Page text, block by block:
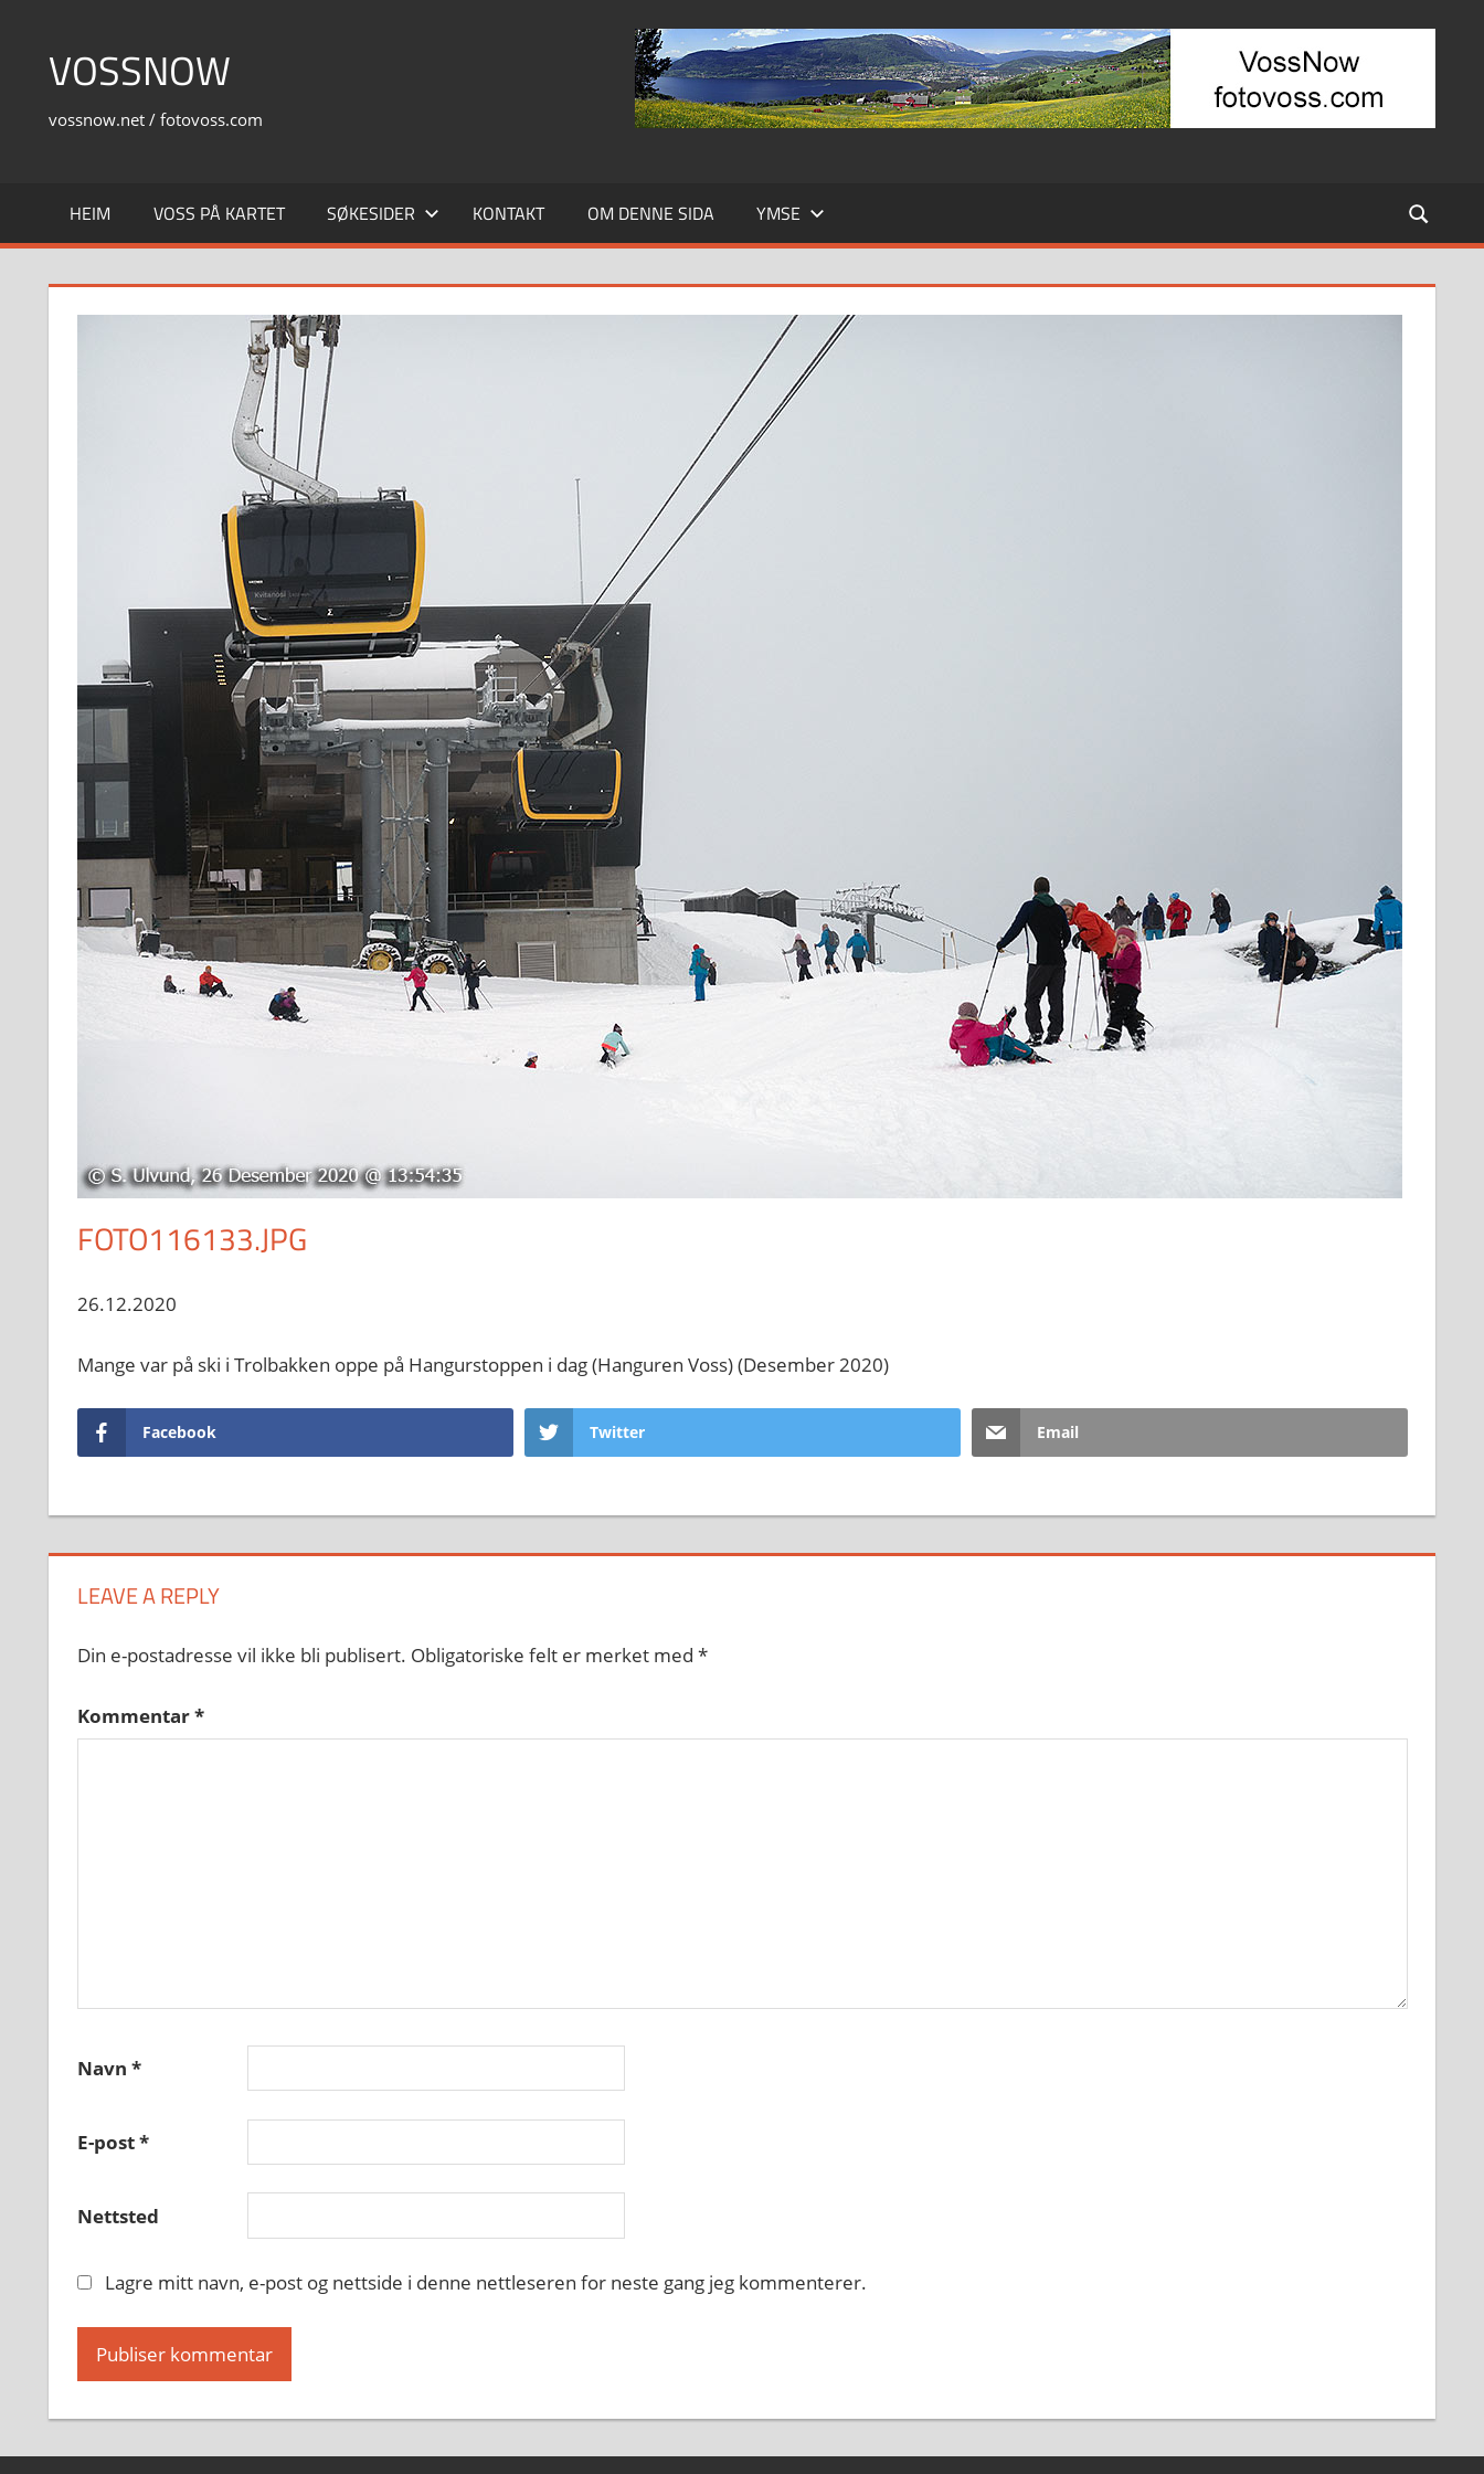
contentVOSSNOW
vossnow.net / fotovoss.com
HEIM VOSS PÅ KARTET SØKESIDER KONTAKT OM DENNE SIDA YMSE
FOTO116133.JPG
26.12.2020
Mange var på ski i Trolbakken oppe på Hangurstoppen i dag (Hanguren Voss) (Desember 2020)
Facebook Twitter Email
LEAVE A REPLY
Din e-postadresse vil ikke bli publisert. Obligatoriske felt er merket med *
Kommentar*
Navn *
E-post*
Nettsted
Lagre mitt navn, e-post og nettside i denne nettleseren for neste gang jeg kommenterer.